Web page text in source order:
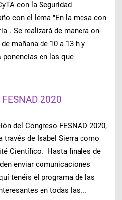
con la Seguridad
con el lema "En la mesa con
Se realizará de manera on-
mañana de 10 a 13 h y
ponencias en las que
FESNAD 2020
del Congreso FESNAD 2020,
través de Isabel Sierra como
Científico. Hasta finales de
enviar comunicaciones
tenéis el programa de las
en todas las...